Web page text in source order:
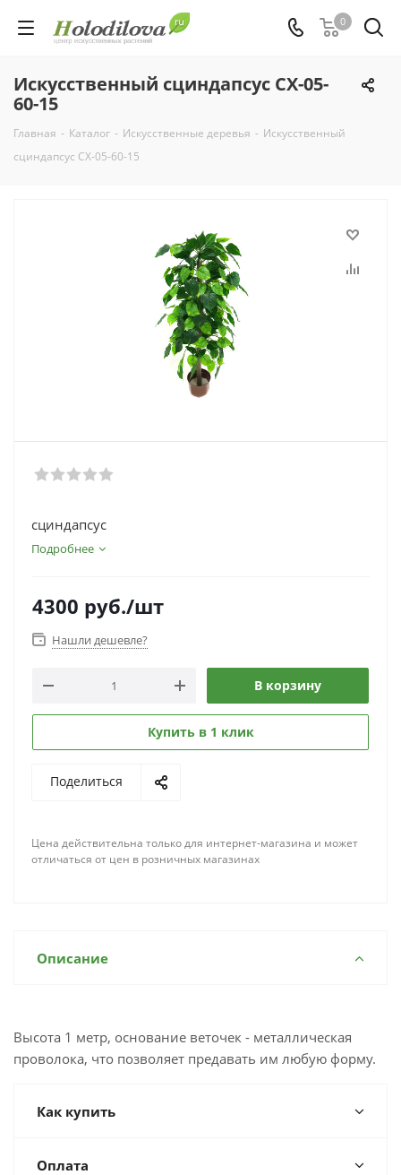
0
Искусственный сциндапсус СХ-05-
60-15
Главная - Каталог - Искусственные деревья - Искусственный
сциндапсус СХ-05-60-15
сциндапсус
Подробнее
4300 руб./шт
Нашли дешевле?
В корзину
Купить в 1 клик
Поделиться
Цена действительна только для интернет-магазина и может
отличаться от цен в розничных магазинах
Описание
Высота 1 метр, основание веточек - металлическая
проволока, что позволяет предавать им любую форму.
Как купить
Оплата